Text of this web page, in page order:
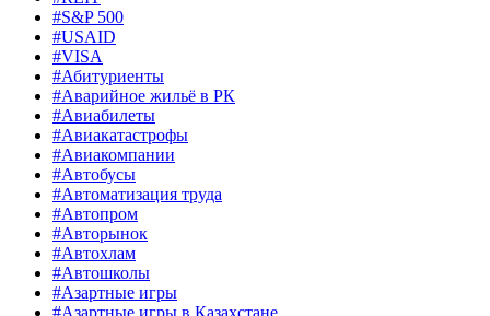
#S&P 500
#USAID
#VISA
#Абитуриенты
#Аварийное жильё в РК
#Авиабилеты
#Авиакатастрофы
#Авиакомпании
#Автобусы
#Автоматизация труда
#Автопром
#Авторынок
#Автохлам
#Автошколы
#Азартные игры
#Азартные игры в Казахстане